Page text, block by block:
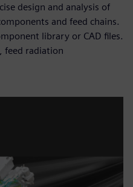
design and analysis of
and feed chains.
library or CAD files.
feed radiation